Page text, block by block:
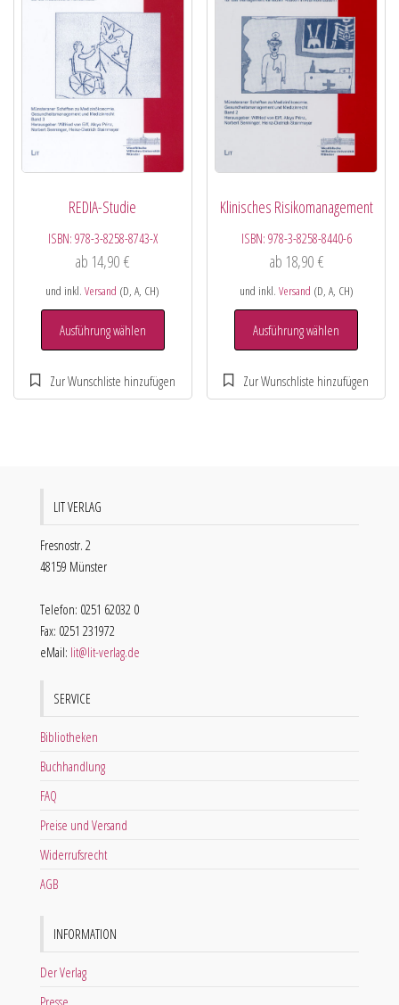
REDIA-Studie
ISBN: 978-3-8258-8743-X
ab 14,90€
und inkl.Versand (D, A, CH)
Ausführung wählen
Klinisches Risikomanagement
ISBN: 978-3-8258-8440-6
ab 18,90 €
und inkl. Versand (D, A, CH)
Ausführung wählen
LIT VERLAG
Fresnostr. 2
48159 Münster
Telefon: 0251 62032 0
Fax: 0251 231972
eMail: lit@lit-verlag.de
SERVICE
Bibliotheken
Buchhandlung
FAQ
Preise und Versand
Widerrufsrecht
AGB
INFORMATION
Der Verlag